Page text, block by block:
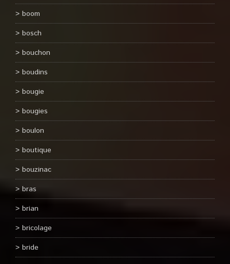
boom
bosch
bouchon
boudins
bougie
bougies
boulon
boutique
bouzinac
bras
brian
bricolage
bride